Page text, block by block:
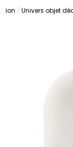
Univers objet